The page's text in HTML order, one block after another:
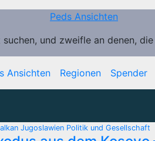
Peds Ansichten
und zweifle an denen,
Ansichten Regionen Spender
Jugoslawien Politik und Gesellschaft